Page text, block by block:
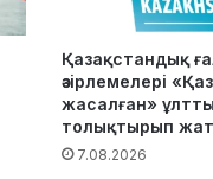
Қазақстандық
әзірлемелері
жасалған»
толықтырып
7.08.2026